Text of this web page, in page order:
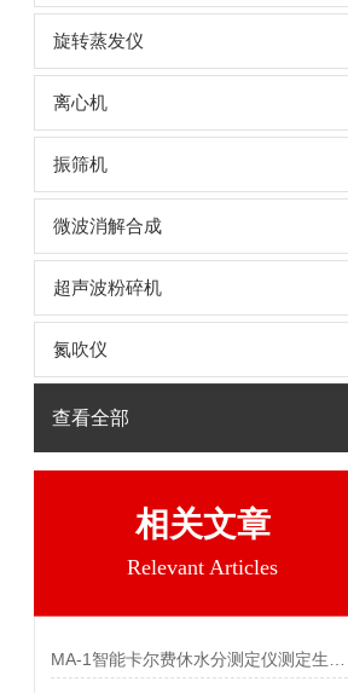
旋转蒸发仪
离心机
振筛机
微波消解合成
超声波粉碎机
氮吹仪
查看全部
相关文章
Relevant Articles